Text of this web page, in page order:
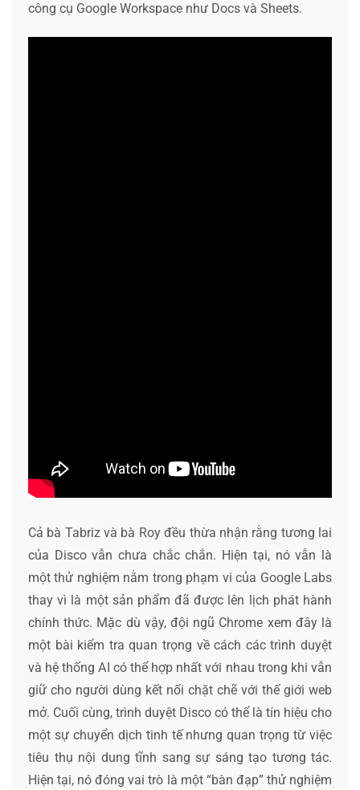
công cụ Google Workspace như Docs và Sheets.
Cả bà Tabriz và bà Roy đều thừa nhận rằng tương lai
của Disco vẫn chưa chắc chắn. Hiện tại, nó vẫn là
một thử nghiệm nằm trong phạm vi của Google Labs
thay vì là một sản phẩm đã được lên lịch phát hành
chính thức. Mặc dù vậy, đội ngũ Chrome xem đây là
một bài kiểm tra quan trọng về cách các trình duyệt
và hệ thống AI có thể hợp nhất với nhau trong khi vẫn
giữ cho người dùng kết nối chặt chẽ với thế giới web
mở. Cuối cùng, trình duyệt Disco có thể là tín hiệu cho
một sự chuyển dịch tinh tế nhưng quan trọng từ việc
tiêu thụ nội dung tĩnh sang sự sáng tạo tương tác.
Hiện tại, nó đóng vai trò là một “bàn đạp” thử nghiệm